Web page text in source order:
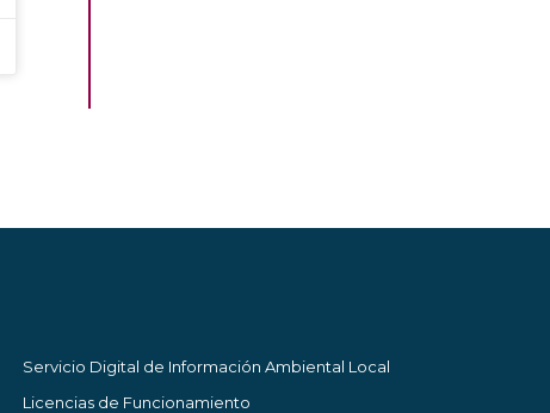
Servicio Digital de Información Ambiental Local
Licencias de Funcionamiento